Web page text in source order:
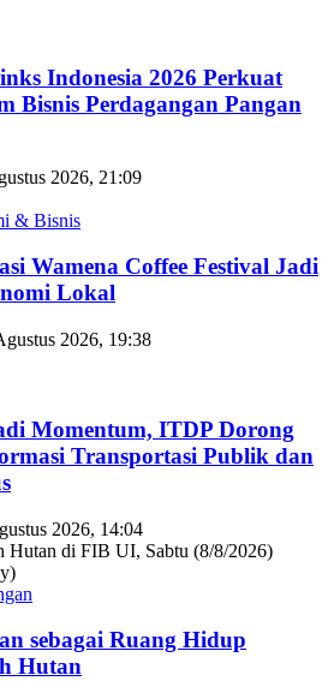
Indonesia 2026 Perkuat
Bisnis Perdagangan Pangan
2026, 21:09
& Bisnis
Wamena Coffee Festival Jadi
Lokal
2026, 19:38
Momentum, ITDP Dorong
Transportasi Publik dan
2026, 14:04
sebagai Ruang Hidup
Hutan